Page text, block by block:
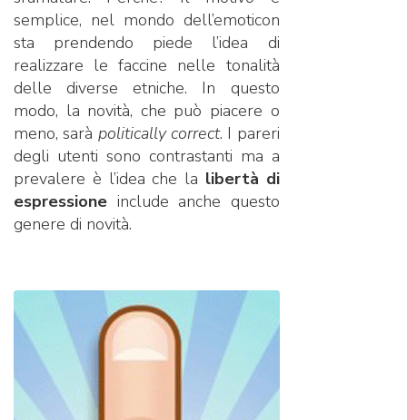
semplice, nel mondo dell’emoticon
sta prendendo piede l’idea di
realizzare le faccine nelle tonalità
delle diverse etniche. In questo
modo, la novità, che può piacere o
meno, sarà politically correct. I pareri
degli utenti sono contrastanti ma a
prevalere è l’idea che la libertà di
espressione include anche questo
genere di novità.